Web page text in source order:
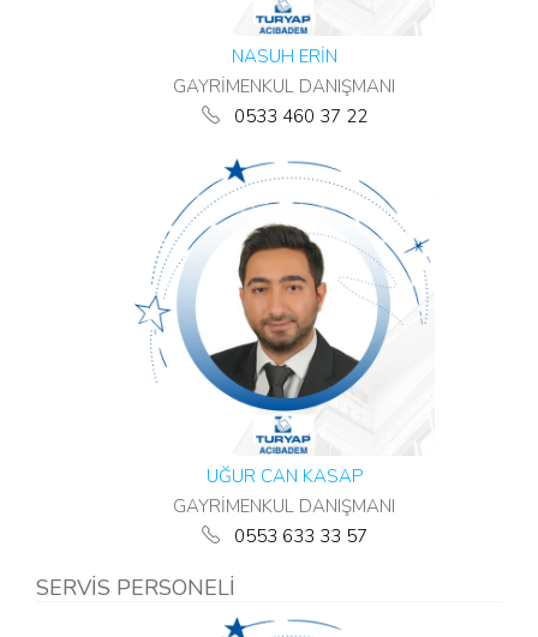
NASUH ERİN
GAYRİMENKUL DANIŞMANI
0533 460 37 22
UĞUR CAN KASAP
GAYRİMENKUL DANIŞMANI
0553 633 33 57
SERVİS PERSONELİ